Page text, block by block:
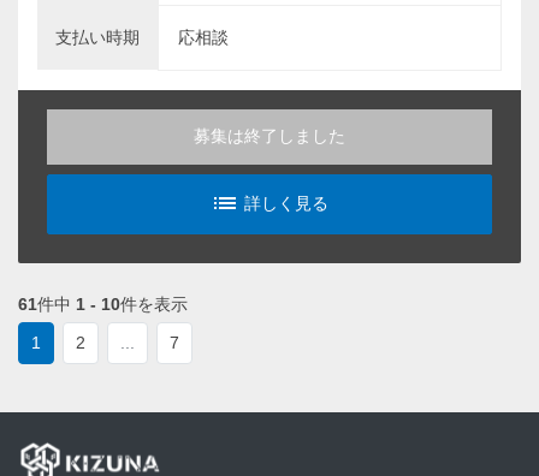
支払い時期 応相談
募集は終了しました
list_alt
詳しく見る
61件中 1 - 10件を表示
1
2 7